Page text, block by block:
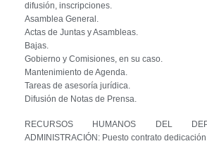
difusión, inscripciones.
Asamblea General.
Actas de Juntas y Asambleas.
Bajas.
Gobierno y Comisiones, en su caso.
Mantenimiento de Agenda.
Tareas de asesoría jurídica.
Difusión de Notas de Prensa.
RECURSOS HUMANOS DEL
ADMINISTRACIÓN: Puesto contrato